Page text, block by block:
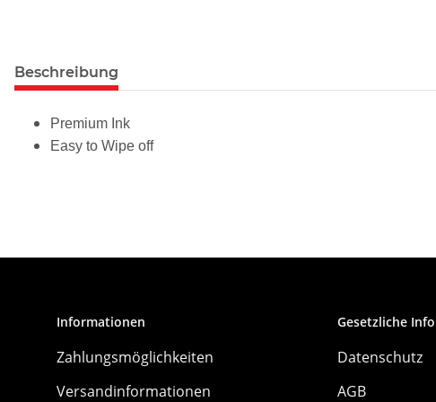
Beschreibung
Premium Ink
Easy to Wipe off
Informationen
Zahlungsmöglichkeiten
Versandinformationen
Gesetzliche
Datenschutz
AGB